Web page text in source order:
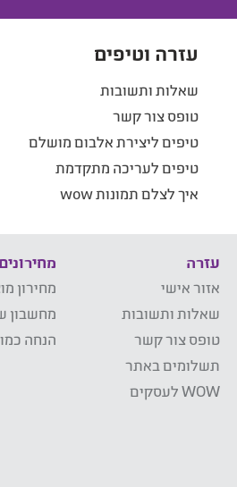
עזרה וטיפים
שאלות ותשובות
טופס צור קשר
טיפים ליצירת אלבום מושלם
טיפים לעריכה מתקדמת
איך לצלם תמונות wow
עזרה
אזור אישי
שאלות ותשובות
טופס צור קשר
תשלומים באתר
WOW לעסקים
מחירון
מחשבון
הנחה